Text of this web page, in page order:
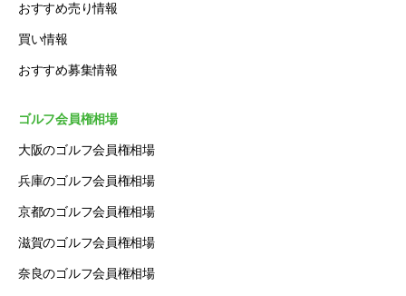
おすすめ売り情報
買い情報
おすすめ募集情報
ゴルフ会員権相場
大阪のゴルフ会員権相場
兵庫のゴルフ会員権相場
京都のゴルフ会員権相場
滋賀のゴルフ会員権相場
奈良のゴルフ会員権相場